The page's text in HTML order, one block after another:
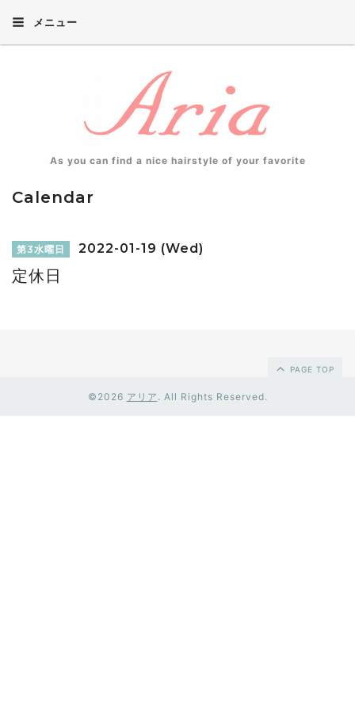
メニュー
As you can find a nice hairstyle of your favorite
Calendar
第3水曜日 2022-01-19 (Wed)
定休日
PAGE TOP
©2026 アリア . All Rights Reserved.